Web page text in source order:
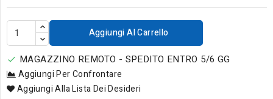
Aggiungi Al Carrello
 MAGAZZINO REMOTO - SPEDITO ENTRO 5/6 GG
Aggiungi Per Confrontare
Aggiungi Alla Lista Dei Desideri